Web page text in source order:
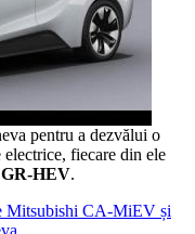
pentru a dezvălui o
fiecare din ele
GR-HEV.
Mitsubishi CA-MiEV și